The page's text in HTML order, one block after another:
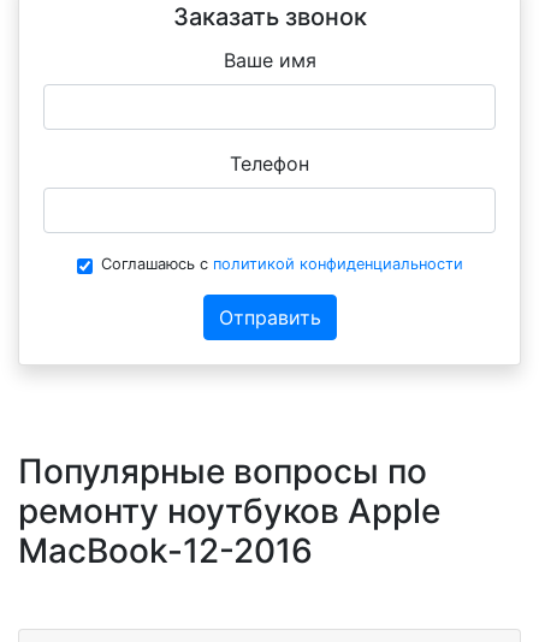
Заказать звонок
Ваше имя
Телефон
Соглашаюсь с политикой конфиденциальности
Отправить
Популярные вопросы по
ремонту ноутбуков Apple
MacBook-12-2016